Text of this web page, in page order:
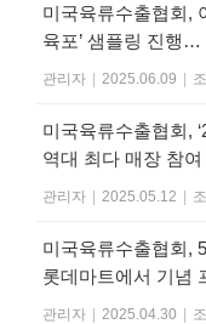
미국육류수출협회,
육포’ 샘플링 진행
관리자 | 2025.06.09 |
미국육류수출협회,
역대 최다 매장 참여
관리자 | 2025.05.12 |
미국육류수출협회,
롯데마트에서 기념
관리자 | 2025.04.30 |